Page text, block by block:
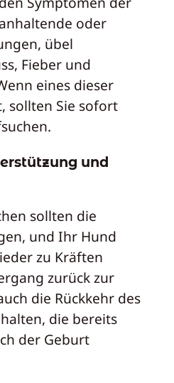
oder
übel
Fieber und
eines dieser
sollten Sie sofort
und
sollten die
und Ihr Hund
zu Kräften
zurück zur
die Rückkehr des
die bereits
der Geburt